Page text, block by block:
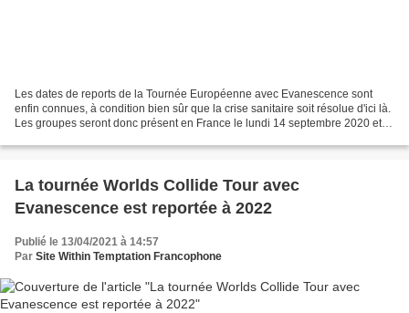
Les dates de reports de la Tournée Européenne avec Evanescence sont
enfin connues, à condition bien sûr que la crise sanitaire soit résolue d'ici là.
Les groupes seront donc présent en France le lundi 14 septembre 2020 et à
La tournée Worlds Collide Tour avec
Evanescence est reportée à 2022
Publié le 13/04/2021 à 14:57
Par Site Within Temptation Francophone